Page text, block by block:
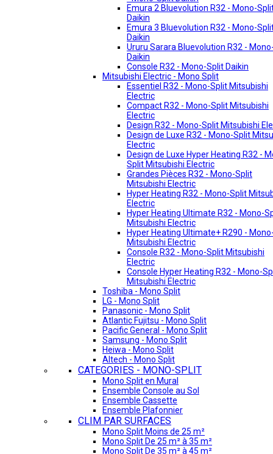
Emura 2 Bluevolution R32 - Mono-
Daikin
Emura 3 Bluevolution R32 - Mono-
Daikin
Ururu Sarara Bluevolution R32 -
Daikin
Console R32 - Mono-Split Daikin
Mitsubishi Electric - Mono Split
Essentiel R32 - Mono-Split Mitsubishi
Electric
Compact R32 - Mono-Split Mitsubishi
Electric
Design R32 - Mono-Split Mitsubishi
Design de Luxe R32 - Mono-Split
Electric
Design de Luxe Hyper Heating R32 -
Split Mitsubishi Electric
Grandes Pièces R32 - Mono-Split
Mitsubishi Electric
Hyper Heating R32 - Mono-Split
Electric
Hyper Heating Ultimate R32 - Mono-
Mitsubishi Electric
Hyper Heating Ultimate+ R290 -
Mitsubishi Electric
Console R32 - Mono-Split Mitsubishi
Electric
Console Hyper Heating R32 - Mono-
Mitsubishi Electric
Toshiba - Mono Split
LG - Mono Split
Panasonic - Mono Split
Atlantic Fujitsu - Mono Split
Pacific General - Mono Split
Samsung - Mono Split
Heiwa - Mono Split
Altech - Mono Split
CATEGORIES - MONO-SPLIT
Mono Split en Mural
Ensemble Console au Sol
Ensemble Cassette
Ensemble Plafonnier
CLIM PAR SURFACES
Mono Split Moins de 25 m²
Mono Split De 25 m² à 35 m²
Mono Split De 35 m² à 45 m²